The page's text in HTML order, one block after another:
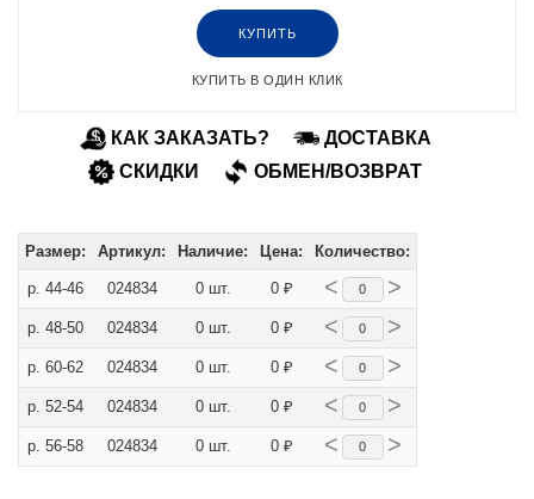
КУПИТЬ
КУПИТЬ В ОДИН КЛИК
КАК ЗАКАЗАТЬ?
ДОСТАВКА
СКИДКИ
ОБМЕН/ВОЗВРАТ
Размер: Артикул: Наличие: Цена: Количество:
р. 44-46 024834 0 шт. 0 ₽ < >
р. 48-50 024834 0 шт. 0 ₽ < >
р. 60-62 024834 0 шт. 0 ₽ < >
р. 52-54 024834 0 шт. 0 ₽ < >
р. 56-58 024834 0 шт. 0 ₽ < >